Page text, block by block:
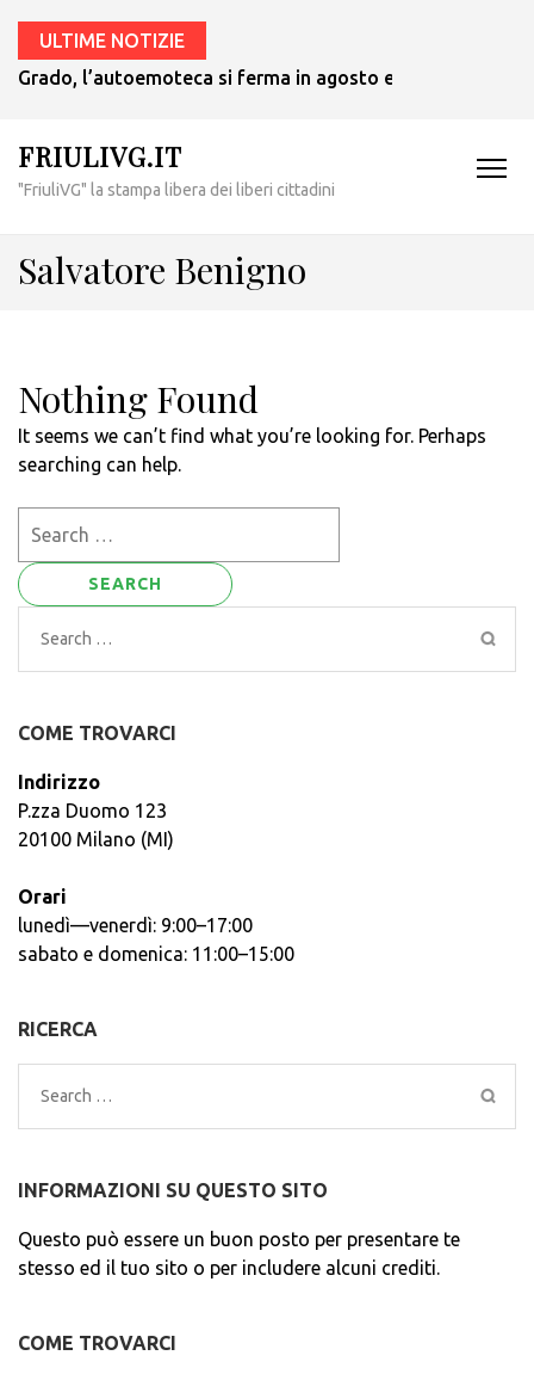
ULTIME NOTIZIE
Grado, l’autoemoteca si ferma in agosto e ritornerà in
FRIULIVG.IT
"FriuliVG" la stampa libera dei liberi cittadini
Salvatore Benigno
Nothing Found
It seems we can’t find what you’re looking for. Perhaps
searching can help.
Search
for:
COME TROVARCI
Indirizzo
P.zza Duomo 123
20100 Milano (MI)
Orari
lunedì—venerdì: 9:00–17:00
sabato e domenica: 11:00–15:00
RICERCA
Search
for:
INFORMAZIONI SU QUESTO SITO
Questo può essere un buon posto per presentare te
stesso ed il tuo sito o per includere alcuni crediti.
COME TROVARCI